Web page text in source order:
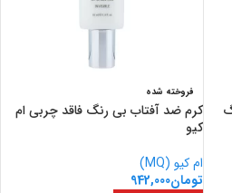
فروخته شده
کرم ضد آفتاب بی رنگ فاقد چربی ام
کیو
ام کیو (MQ)
تومان942,000